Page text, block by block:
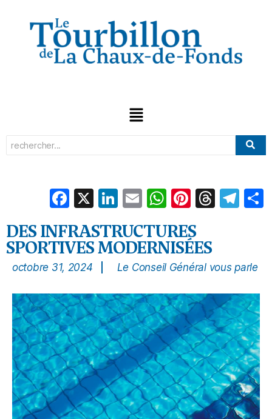
Facebook
X LinkedIn
EmailWhatsApp
Pinterest
DES INFRASTRUCTURES
SPORTIVES MODERNISÉES
octobre 31, 2024 Le Conseil Général vous parle